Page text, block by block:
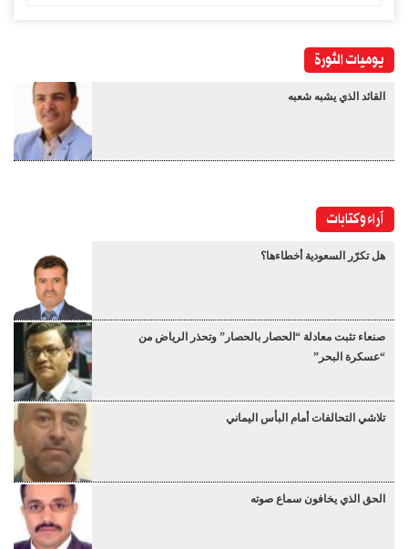
يوميات الثورة
القائد الذي يشبه شعبه
آراء وكتابات
هل تكرّر السعودية أخطاءها؟
صنعاء تثبت معادلة “الحصار بالحصار” وتحذر الرياض من
“عسكرة البحر”
تلاشي التحالفات أمام البأس اليماني
الحق الذي يخافون سماع صوته